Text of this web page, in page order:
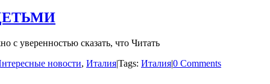
сказать, что Читать
новости, Италия|Tags: Италия|0 Comments